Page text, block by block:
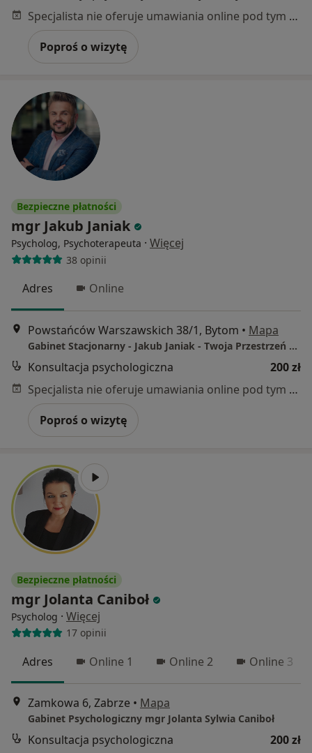
Specjalista nie oferuje umawiania online pod tym adresem.
Poproś o wizytę
Bezpieczne płatności
mgr Jakub Janiak
Psycholog, Psychoterapeuta · Więcej
38 opinii
Adres Online
Powstańców Warszawskich 38/1, Bytom • Mapa
Gabinet Stacjonarny - Jakub Janiak - Twoja Przestrzeń Rozwoju
Konsultacja psychologiczna
200 zł
Specjalista nie oferuje umawiania online pod tym adresem.
Poproś o wizytę
Bezpieczne płatności
mgr Jolanta Caniboł
Psycholog · Więcej
17 opinii
Adres Online 1 Online 2 Online 3
Zamkowa 6, Zabrze • Mapa
Gabinet Psychologiczny mgr Jolanta Sylwia Caniboł
Konsultacja psychologiczna 200 zł